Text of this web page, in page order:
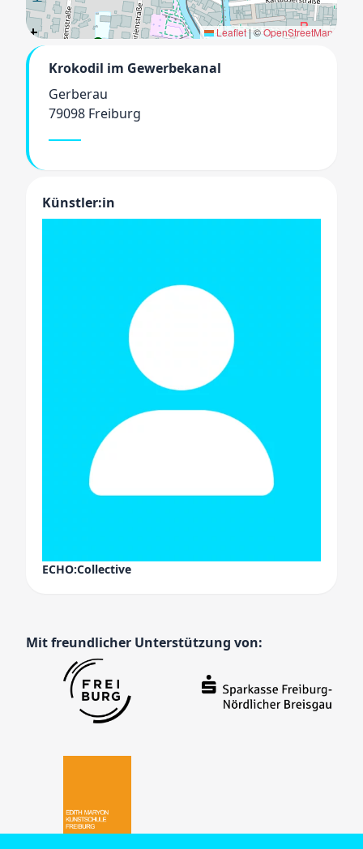
Leaflet|©OpenStreetMap
Krokodil im Gewerbekanal
Gerberau
79098 Freiburg
Künstler:in
ECHO:Collective
Mit freundlicher Unterstützung von: